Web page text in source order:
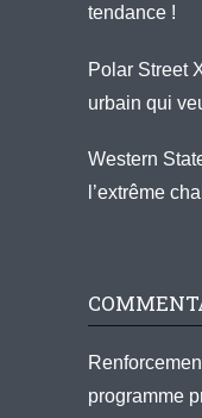
tendance !
Polar Street
urbain qui
Western
l’extrême
programme